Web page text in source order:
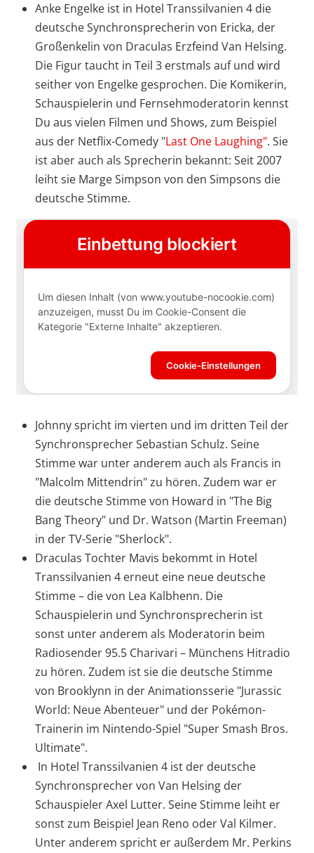
Anke Engelke ist in Hotel Transsilvanien 4 die
deutsche Synchronsprecherin von Ericka, der
Großenkelin von Draculas Erzfeind Van Helsing.
Die Figur taucht in Teil 3 erstmals auf und wird
seither von Engelke gesprochen. Die Komikerin,
Schauspielerin und Fernsehmoderatorin kennst
Du aus vielen Filmen und Shows, zum Beispiel
aus der Netflix-Comedy "Last One Laughing". Sie
ist aber auch als Sprecherin bekannt: Seit 2007
leiht sie Marge Simpson von den Simpsons die
deutsche Stimme.
Johnny spricht im vierten und im dritten Teil der
Synchronsprecher Sebastian Schulz. Seine
Stimme war unter anderem auch als Francis in
"Malcolm Mittendrin" zu hören. Zudem war er
die deutsche Stimme von Howard in "The Big
Bang Theory" und Dr. Watson (Martin Freeman)
in der TV-Serie "Sherlock".
Draculas Tochter Mavis bekommt in Hotel
Transsilvanien 4 erneut eine neue deutsche
Stimme – die von Lea Kalbhenn. Die
Schauspielerin und Synchronsprecherin ist
sonst unter anderem als Moderatorin beim
Radiosender 95.5 Charivari – Münchens Hitradio
zu hören. Zudem ist sie die deutsche Stimme
von Brooklynn in der Animationsserie "Jurassic
World: Neue Abenteuer" und der Pokémon-
Trainerin im Nintendo-Spiel "Super Smash Bros.
Ultimate".
In Hotel Transsilvanien 4 ist der deutsche
Synchronsprecher von Van Helsing der
Schauspieler Axel Lutter. Seine Stimme leiht er
sonst zum Beispiel Jean Reno oder Val Kilmer.
Unter anderem spricht er außerdem Mr. Perkins